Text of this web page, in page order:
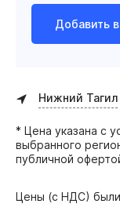
Добавить
Нижний Тагил
* Цена указана с
выбранного
публичной
Цены (с НДС)